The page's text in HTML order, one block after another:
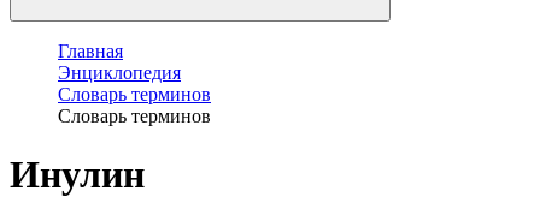
Главная
Энциклопедия
Словарь терминов
Словарь терминов
Инулин